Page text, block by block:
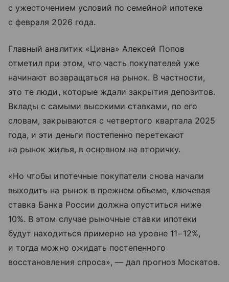
с ужесточением условий по семейной ипотеке
с февраля 2026 года.
Главный аналитик «Циана» Алексей Попов
отметил при этом, что часть покупателей уже
начинают возвращаться на рынок. В частности,
это те люди, которые ждали закрытия депозитов.
Вклады с самыми высокими ставками, по его
словам, закрываются с четвертого квартала 2025
года, и эти деньги постепенно перетекают
на рынок жилья, в основном на вторичку.
«Но чтобы ипотечные покупатели снова начали
выходить на рынок в прежнем объеме, ключевая
ставка Банка России должна опуститься ниже
10%. В этом случае рыночные ставки ипотеки
будут находиться примерно на уровне 11−12%,
и тогда можно ожидать постепенного
восстановления спроса», — дал прогноз Москатов.